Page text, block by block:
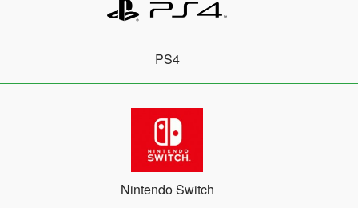
PS4
Nintendo Switch